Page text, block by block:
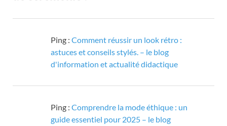
Ping : Comment réussir un look rétro :
astuces et conseils stylés. – le blog
d'information et actualité didactique
Ping : Comprendre la mode éthique : un
guide essentiel pour 2025 – le blog